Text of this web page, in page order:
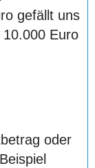
gefällt uns
Euro
oder